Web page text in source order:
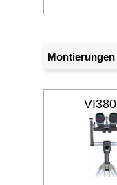
Montierungen